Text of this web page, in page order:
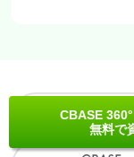
CBASE
無料で